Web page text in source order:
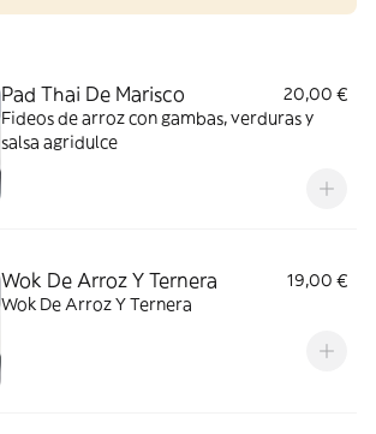
Pad Thai De Marisco
20,00 €
Fideos de arroz con gambas, verduras y
salsa agridulce
Wok De Arroz Y Ternera
19,00 €
Wok De Arroz Y Ternera